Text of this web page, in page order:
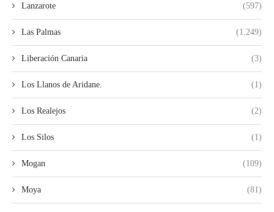
Lanzarote (597)
Las Palmas (1.249)
Liberación Canaria (3)
Los Llanos de Aridane. (1)
Los Realejos (2)
Los Silos (1)
Mogan (109)
Moya (81)